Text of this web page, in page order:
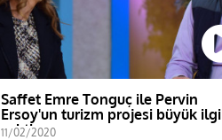
Saffet Emre Tonguç ile Pervin
Ersoy'un turizm projesi büyük ilgi
çekti
11/02/2020